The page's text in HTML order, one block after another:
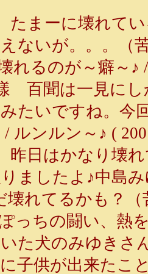
まーに壊れてい
ないが。。。（
れるのが～癖～♪
百聞は一見にし
たいですね。今
ルンルン～♪ (
日はかなり壊れ
ましたよ♪中島
壊れてるかも？（
っちの闘い、熱
た犬のみゆきさ
子供が出来たこ